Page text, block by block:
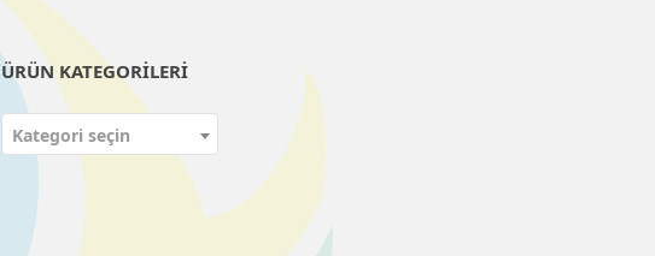
ÜRÜN KATEGORILERI
Kategori seçin